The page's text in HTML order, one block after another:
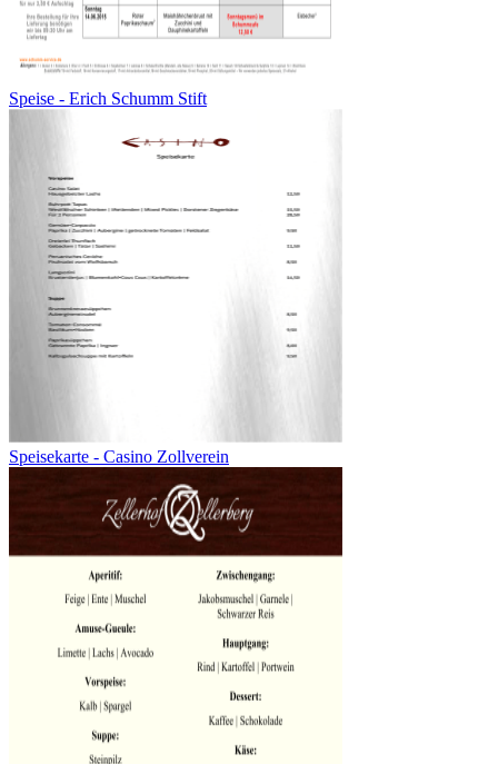
Speise - Erich Schumm Stift
Speisekarte - Casino Zollverein